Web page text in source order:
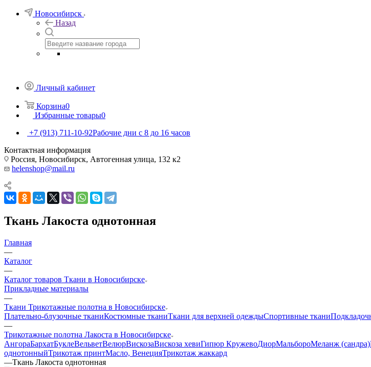
Новосибирск
Назад
Личный кабинет
Корзина0
Избранные товары0
+7 (913) 711-10-92Рабочие дни с 8 до 16 часов
Контактная информация
Россия, Новосибирск, Автогенная улица, 132 к2
helenshop@mail.ru
Ткань Лакоста однотонная
Главная
—
Каталог
—
Каталог товаров Ткани в Новосибирске
Прикладные материалы
—
Ткани Трикотажные полотна в Новосибирске
Плательно-блузочные тканиКостюмные тканиТкани для верхней одеждыСпортивные ткани
—
Трикотажные полотна Лакоста в Новосибирске
АнгораБархатБуклеВельветВелюрВискозаВискоза хевиГипюр КружевоДиорМальбороМеланж (сандра)
однотонныйТрикотаж принтМасло, ВенецияТрикотаж жаккард
—Ткань Лакоста однотонная